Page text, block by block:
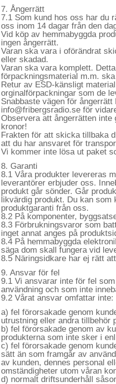
7. Ångerrätt
7.1 Som kund hos oss har du
oss inom 14 dagar från den
Vid köp av hemmabyggda
ingen ångerrätt.
Varan ska vara i oförändrat
eller skadad.
Varan ska vara komplett.
förpackningsmaterial m.m.
Retur av ESD-känsligt
orginalförpackningar som de
Snabbaste vägen för
info@fribergsradio.se för
Observera att ångerrätten
kronor!
Frakten för att skicka tillbaka
att du har ansvaret för
Vi kommer inte lösa ut paket
8. Garanti
8.1 Våra produkter levereras
leverantörer erbjuder oss.
produkt går sönder. Går
likvärdig produkt. Du kan som
produktgaranti från oss.
8.2 På komponenter,
8.3 Förbrukningsvaror som
inget annat anges på
8.4 På hemmabyggda
säga dom skall fungera vid
8.5 Näringsidkare har ej rätt
9. Ansvar för fel
9.1 Vi ansvarar inte för fel
användning och som inte
9.2 Vårat ansvar omfattar inte:
a) fel förorsakade genom
utrustning eller andra tillbehör
b) fel förorsakade genom av
produkterna som inte sker i
c) fel förorsakade genom
sätt än som framgår av
av kunden, dennes personal
omständigheter utom våran
d) normalt driftsunderhåll